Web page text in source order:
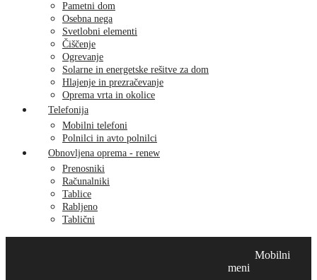
Pametni dom
Osebna nega
Svetlobni elementi
Čiščenje
Ogrevanje
Solarne in energetske rešitve za dom
Hlajenje in prezračevanje
Oprema vrta in okolice
Telefonija
Mobilni telefoni
Polnilci in avto polnilci
Obnovljena oprema - renew
Prenosniki
Računalniki
Tablice
Rabljeno
Tablični
Mobilni
meni